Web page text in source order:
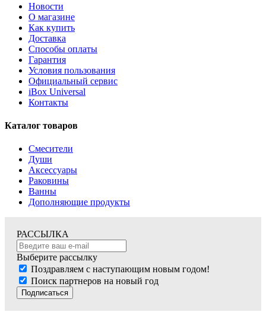
Новости
О магазине
Как купить
Доставка
Способы оплаты
Гарантия
Условия пользования
Официальный сервис
iBox Universal
Контакты
Каталог товаров
Смесители
Души
Аксессуары
Раковины
Ванны
Дополняющие продукты
РАССЫЛКА
Выберите рассылку
Поздравляем с наступающим новым годом!
Поиск партнеров на новый год
Подписаться